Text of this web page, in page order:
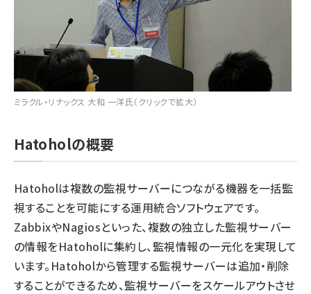
ミラクル・リナックス 大和 一洋氏（クリックで拡大）
Hatoholの概要
Hatoholは複数の監視サーバーにつながる機器を一括監
視することを可能にする運用統合ソフトウェアです。
ZabbixやNagiosといった、複数の独立した監視サーバー
の情報をHatoholに集約し、監視情報の一元化を実現して
います。Hatoholから管理する監視サーバーは追加・削除
することができるため、監視サーバーをスケールアウトさせ